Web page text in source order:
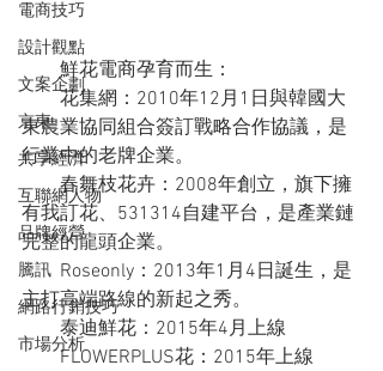
電商技巧
設計觀點
文案企劃
京東
共享經濟
互聯網人物
品牌經營
騰訊
網路行銷技巧
市場分析
鮮花電商孕育而生：
花集網：2010年12月1日與韓國大
東農業協同組合簽訂戰略合作協議，是
行業中的老牌企業。
春舞枝花卉：2008年創立，旗下擁
有我訂花、531314自建平台，是產業鏈
完整的龍頭企業。
Roseonly：2013年1月4日誕生，是
主打高端路線的新起之秀。
泰迪鮮花：2015年4月上線
FLOWERPLUS花：2015年上線